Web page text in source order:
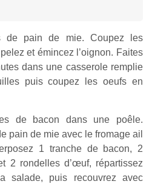
de pain de mie. Coupez les
et émincez l’oignon. Faites
dans une casserole remplie
puis coupez les oeufs en
de bacon dans une poêle.
pain de mie avec le fromage ail
1 tranche de bacon, 2
2 rondelles d’œuf, répartissez
salade, puis recouvrez avec